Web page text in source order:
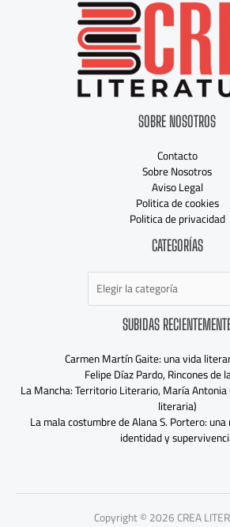
SOBRE NOSOTROS
Contacto
Sobre Nosotros
Aviso Legal
Politica de cookies
Politica de privacidad
CATEGORÍAS
SUBIDAS
Carmen Martín Gaite: una vida
Felipe Díaz Pardo, Rincones de
La Mancha: Territorio Literario, María
literaria)
La mala costumbre de Alana S. Portero:
identidad y
Copyright © 2026 CREA